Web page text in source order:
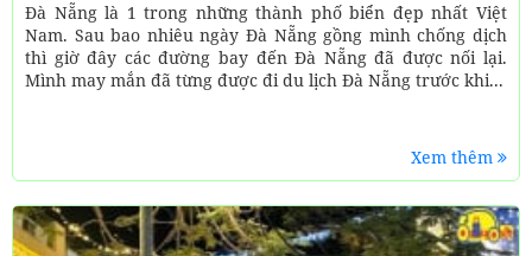
Đà Nẵng là 1 trong những thành phố biển đẹp nhất Việt
Nam. Sau bao nhiêu ngày Đà Nẵng gồng mình chống dịch
thì giờ đây các đường bay đến Đà Nẵng đã được nối lại.
Mình may mắn đã từng được đi du lịch Đà Nẵng trước khi...
Xem thêm